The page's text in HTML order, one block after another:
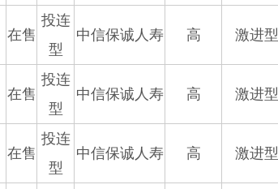
在售
投连
型
中信保诚人寿 高 激进型
在售
投连
型
中信保诚人寿 高 激进型
在售
投连
型
中信保诚人寿 高 激进型